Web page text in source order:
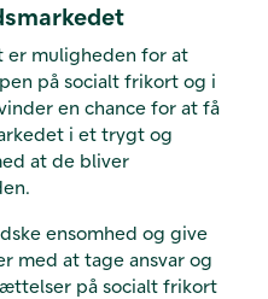
muligheden for at
på socialt frikort og i
en chance for at få
i et trygt og
at de bliver
ensomhed og give
med at tage ansvar og
på socialt frikort